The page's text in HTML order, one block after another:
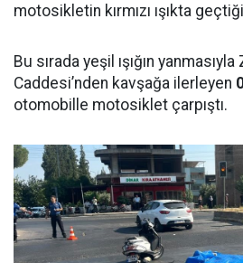
motosikletin kırmızı ışıkta
Bu sırada yeşil ışığın
Caddesi’nden kavşağa ilerleyen
otomobille motosiklet çarpıştı.